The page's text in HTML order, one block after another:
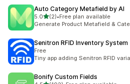
Auto Category Metafield by AI
5.0เต็ม 5 ดาว
(2)
ทั้งหมด 2 รีวิว
•Free plan available
Generate Product Metafield &
Senitron RFID Inventory System
Free
Tiny app adding Senitron RFID
Bonify Custom Fields